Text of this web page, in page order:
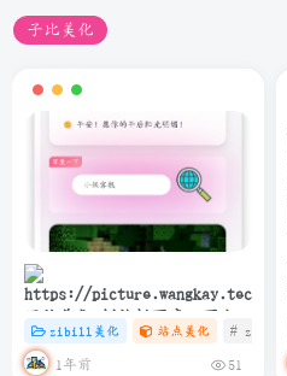
子比美化
网站美化-侧边栏百度一下小卡
片协助SEO
zibill美化 站点美化 # zibll
1年前 51